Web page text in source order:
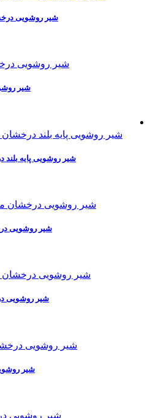
شیر روشویی
شیر
شیر روشویی پایه
شیر روشویی
شیر روشویی
شیر